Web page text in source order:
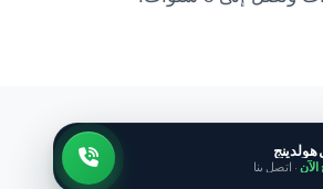
هولدينج
الآن · اتصل بنا